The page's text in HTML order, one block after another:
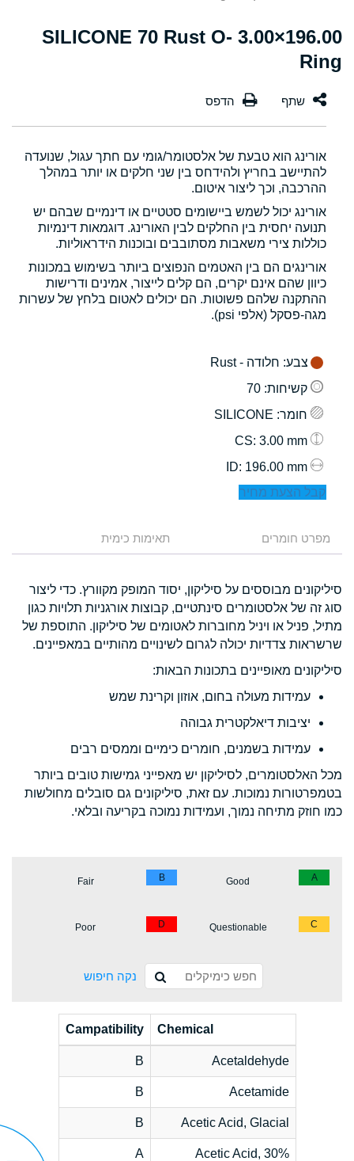
196.00×3.00 SILICONE 70 Rust O-
Ring
אורינג הוא טבעת של אלסטומר/גומי עם חתך עגול, שנועדה
להתיישב בחריץ ולהידחס בין שני חלקים או יותר במהלך
ההרכבה, וכך ליצור איטום.
אורינג יכול לשמש ביישומים סטטיים או דינמיים שבהם יש
תנועה יחסית בין החלקים לבין האורינג. דוגמאות דינמיות
כוללות צירי משאבות מסתובבים ובוכנות הידראוליות.
אורינגים הם בין האטמים הנפוצים ביותר בשימוש במכונות
כיוון שהם אינם יקרים, הם קלים לייצור, אמינים ודרישות
ההתקנה שלהם פשוטות. הם יכולים לאטום בלחץ של עשרות
מגה-פסקל (אלפי psi).
צבע: חלודה - Rust
קשיחות: 70
חומר: SILICONE
: 3.00 mm
: 196.00 mm
קבל הצעת מחיר
מפרט חומרים תאימות כימית
סיליקונים מבוססים על סיליקון, יסוד המופק מקוורץ. כדי ליצור
סוג זה של אלסטומרים סינתטיים, קבוצות אורגניות תלויות כגון
מתיל, פניל או ויניל מחוברות לאטומים של סיליקון. התוספת של
שרשראות צדדיות יכולה לגרום לשינויים מהותיים במאפיינים.
סיליקונים מאופיינים בתכונות הבאות:
עמידות מעולה בחום, אוזון וקרינת שמש
יציבות דיאלקטרית גבוהה
עמידות בשמנים, חומרים כימיים וממסים רבים
מכל האלסטומרים, לסיליקון יש מאפייני גמישות טובים ביותר
בטמפרטורות נמוכות. עם זאת, סיליקונים גם סובלים מחולשות
כמו חוזק מתיחה נמוך, ועמידות נמוכה בקריעה ובלאי.
A
Good
B
Fair
C
Questionable
D
Poor
נקה חיפוש
Chemical
Campatibility
Acetaldehyde
B
Acetamide
B
Acetic Acid, Glacial
B
Acetic Acid, 30%
A